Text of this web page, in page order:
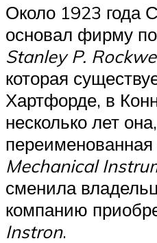
Около 1923 года
основал фирму
Stanley P.
которая
Хартфорде, в
несколько лет она,
переименованная
Mechanical
сменила
компанию
Instron.